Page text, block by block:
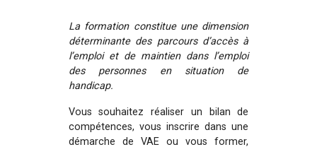
La formation constitue une dimension
déterminante des parcours d’accès à
l’emploi et de maintien dans l’emploi
des personnes en situation de
handicap.
Vous souhaitez réaliser un bilan de
compétences, vous inscrire dans une
démarche de VAE ou vous former,